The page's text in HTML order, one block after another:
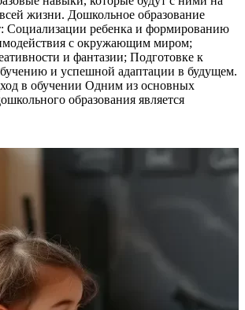
жизни. Дошкольное образование
Социализации ребенка и формированию
с окружающим миром;
и фантазии; Подготовке к
и успешной адаптации в будущем.
в обучении Одним из основных
образования является